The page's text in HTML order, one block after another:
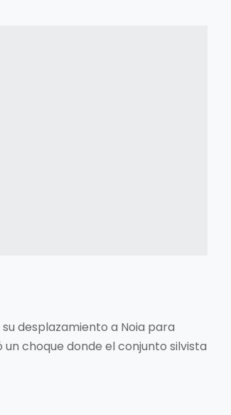
desplazamiento a Noia para
un choque donde el conjunto silvista